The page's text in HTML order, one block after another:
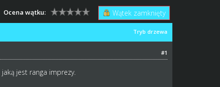
Wątek zamknięty
Ocena wątku:
Tryb drzewa
#1
jest ranga imprezy.